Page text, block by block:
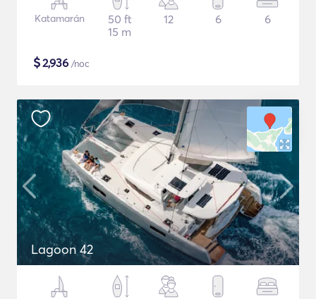
Katamarán
50 ft
15 m
12 6 6
$2,936 /noc
Lagoon 42